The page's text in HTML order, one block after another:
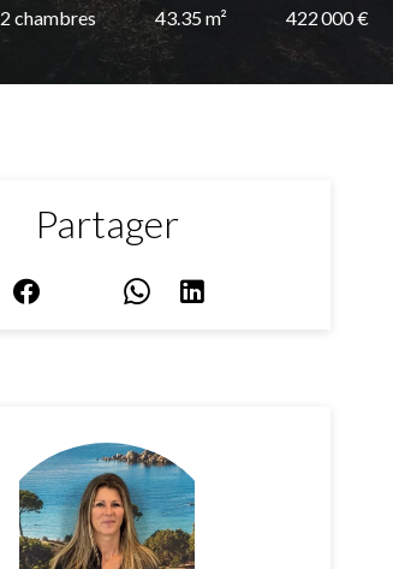
2 chambres 43.35 m² 422 000 €
Partager